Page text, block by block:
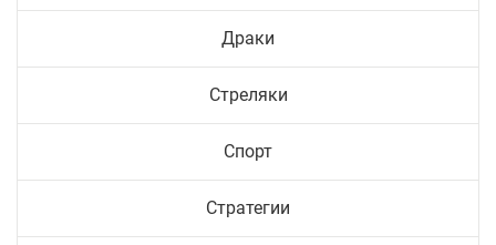
Драки
Стреляки
Спорт
Стратегии